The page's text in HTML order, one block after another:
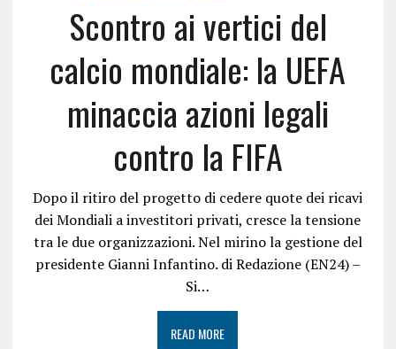
Scontro ai vertici del
calcio mondiale: la UEFA
minaccia azioni legali
contro la FIFA
Dopo il ritiro del progetto di cedere quote dei ricavi
dei Mondiali a investitori privati, cresce la tensione
tra le due organizzazioni. Nel mirino la gestione del
presidente Gianni Infantino. di Redazione (EN24) –
Si…
READ MORE